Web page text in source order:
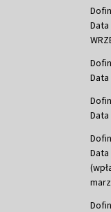
Data
Data
Data